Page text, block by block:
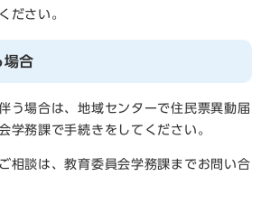
ださい。
場合
う場合は、地域センターで住民票異動届
学務課で手続きをしてください。
相談は、教育委員会学務課までお問い合